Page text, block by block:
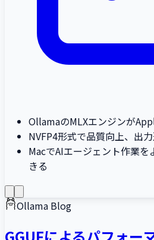
OllamaのMLXエンジンが
NVFP4形式で品質向上、出
MacでAIエージェント作業
きる
Ollama Blog